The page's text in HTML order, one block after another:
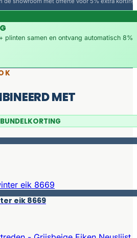
plinten samen en ontvang automatisch 8%
MET
eik 8669